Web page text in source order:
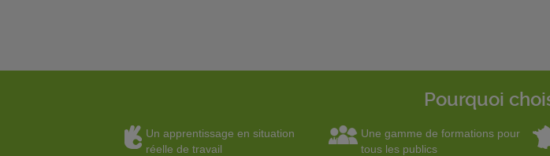
Pourquoi
Un apprentissage en situation
réelle de travail
Une gamme de formations pour
tous les publics